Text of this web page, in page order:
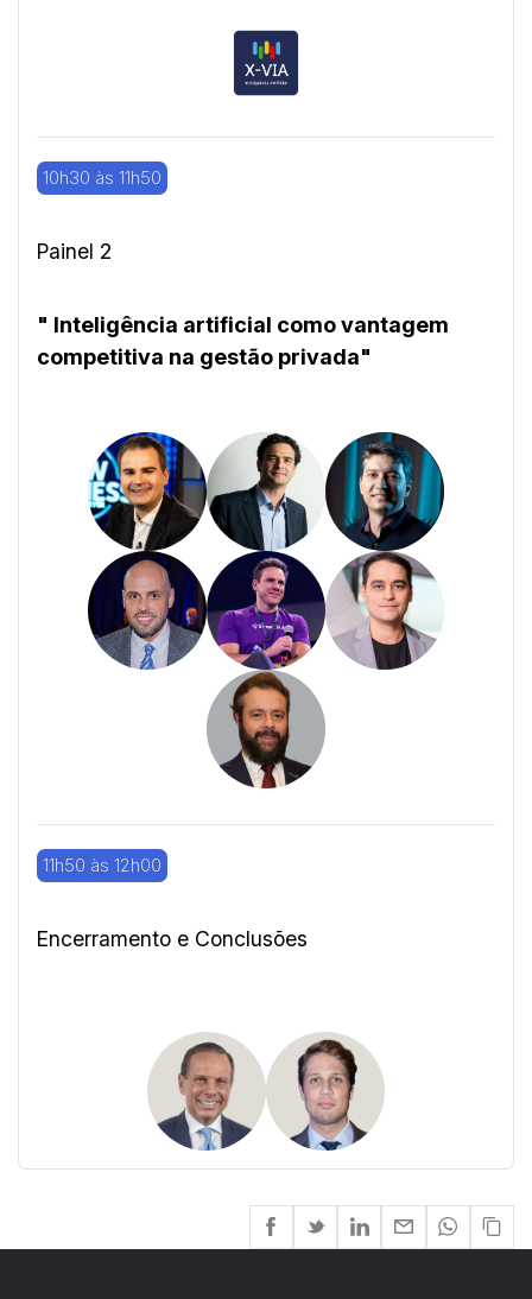
10h30 às 11h50
Painel 2
" Inteligência artificial como vantagem
competitiva na gestão privada"
11h50 às 12h00
Encerramento e Conclusões